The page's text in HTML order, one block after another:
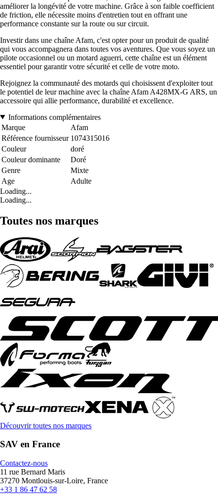
améliorer la longévité de votre machine. Grâce à son faible coefficient
de friction, elle nécessite moins d'entretien tout en offrant une
performance constante sur la route ou sur circuit.
Investir dans une chaîne Afam, c'est opter pour un produit de qualité
qui vous accompagnera dans toutes vos aventures. Que vous soyez un
pilote occasionnel ou un motard aguerri, cette chaîne est un élément
essentiel pour garantir votre sécurité et celle de votre moto.
Rejoignez la communauté des motards qui choisissent d'exploiter tout
le potentiel de leur machine avec la chaîne Afam A428MX-G ARS, un
accessoire qui allie performance, durabilité et excellence.
Informations complémentaires
Marque
Afam
Référence fournisseur 1074315016
Couleur
doré
Couleur dominante
Doré
Genre
Mixte
Age
Adulte
Loading...
Loading...
Toutes nos marques
Découvrir toutes nos marques
SAV en France
Contactez-nous
11 rue Bernard Maris
37270 Montlouis-sur-Loire, France
+33 1 86 47 62 58